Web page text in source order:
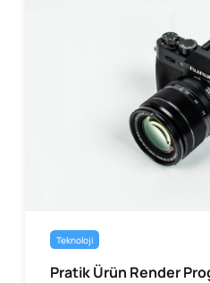
Teknoloji
Pratik Ürün Render